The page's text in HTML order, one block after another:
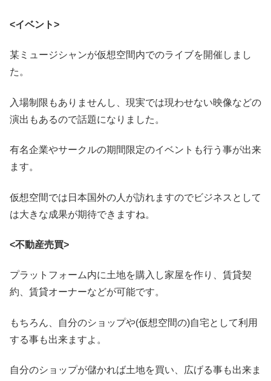
<イベント>
某ミュージシャンが仮想空間内でのライブを開催しまし
た。
入場制限もありませんし、現実では現わせない映像などの
演出もあるので話題になりました。
有名企業やサークルの期間限定のイベントも行う事が出来
ます。
仮想空間では日本国外の人が訪れますのでビジネスとして
は大きな成果が期待できますね。
<不動産売買>
プラットフォーム内に土地を購入し家屋を作り、賃貸契
約、賃貸オーナーなどが可能です。
もちろん、自分のショップや(仮想空間の)自宅として利用
する事も出来ますよ。
自分のショップが儲かれば土地を買い、広げる事も出来ま